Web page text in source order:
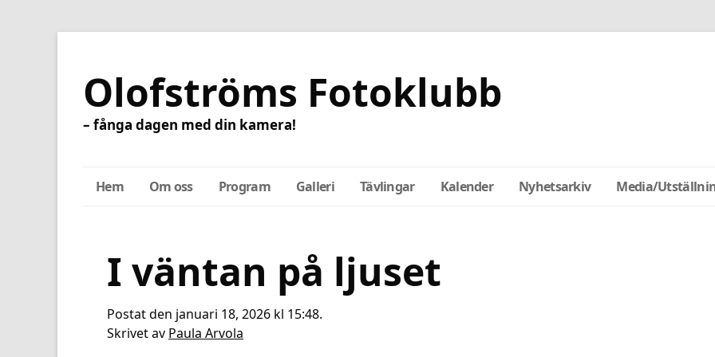
Olofströms Fotoklubb
– fånga dagen med din kamera!
Hem Om oss Program Galleri Tävlingar Kalender Nyhetsarkiv Media/
I väntan på ljuset
Postat den januari 18, 2026 kl 15:48.
Skrivet av Paula Arvola